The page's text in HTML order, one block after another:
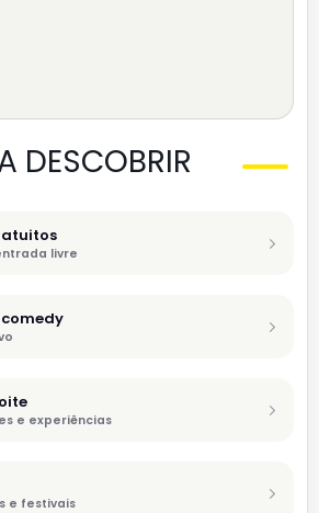
DESCOBRIR
livre
e experiências
e festivais